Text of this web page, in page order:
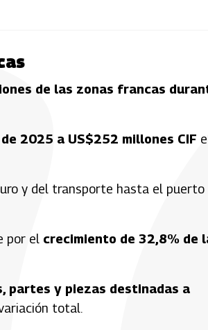
de las zonas francas
2025 a US$252 millones CIF
y del transporte hasta el puerto
por el crecimiento de 32,8% de
partes y piezas destinadas a
total.